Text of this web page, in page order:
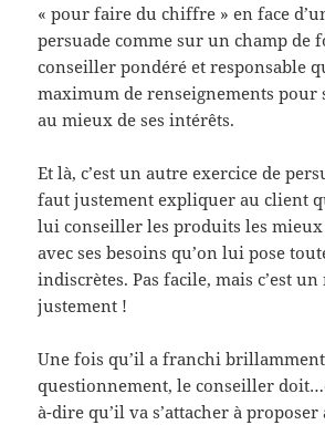
« pour faire du chiffre » en face
persuade comme sur un champ de
conseiller pondéré et responsable
maximum de renseignements
au mieux de ses intérêts.
Et là, c’est un autre exercice de
faut justement expliquer au client
lui conseiller les produits les mieux
avec ses besoins qu’on lui pose
indiscrètes. Pas facile, mais c’est
justement !
Une fois qu’il a franchi brillamment
questionnement, le conseiller
à-dire qu’il va s’attacher à